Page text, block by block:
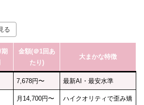
る
金額(＠1回あ
たり)
大まかな特徴
7,678円〜 最新AI・最安水準
月14,700円〜 ハイクオリティで歪み矯